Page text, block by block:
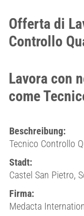
Offerta di
Controllo
Lavora con
come
Beschreibung:
Tecnico Controllo
Stadt:
Castel San Pietro,
Firma:
Medacta